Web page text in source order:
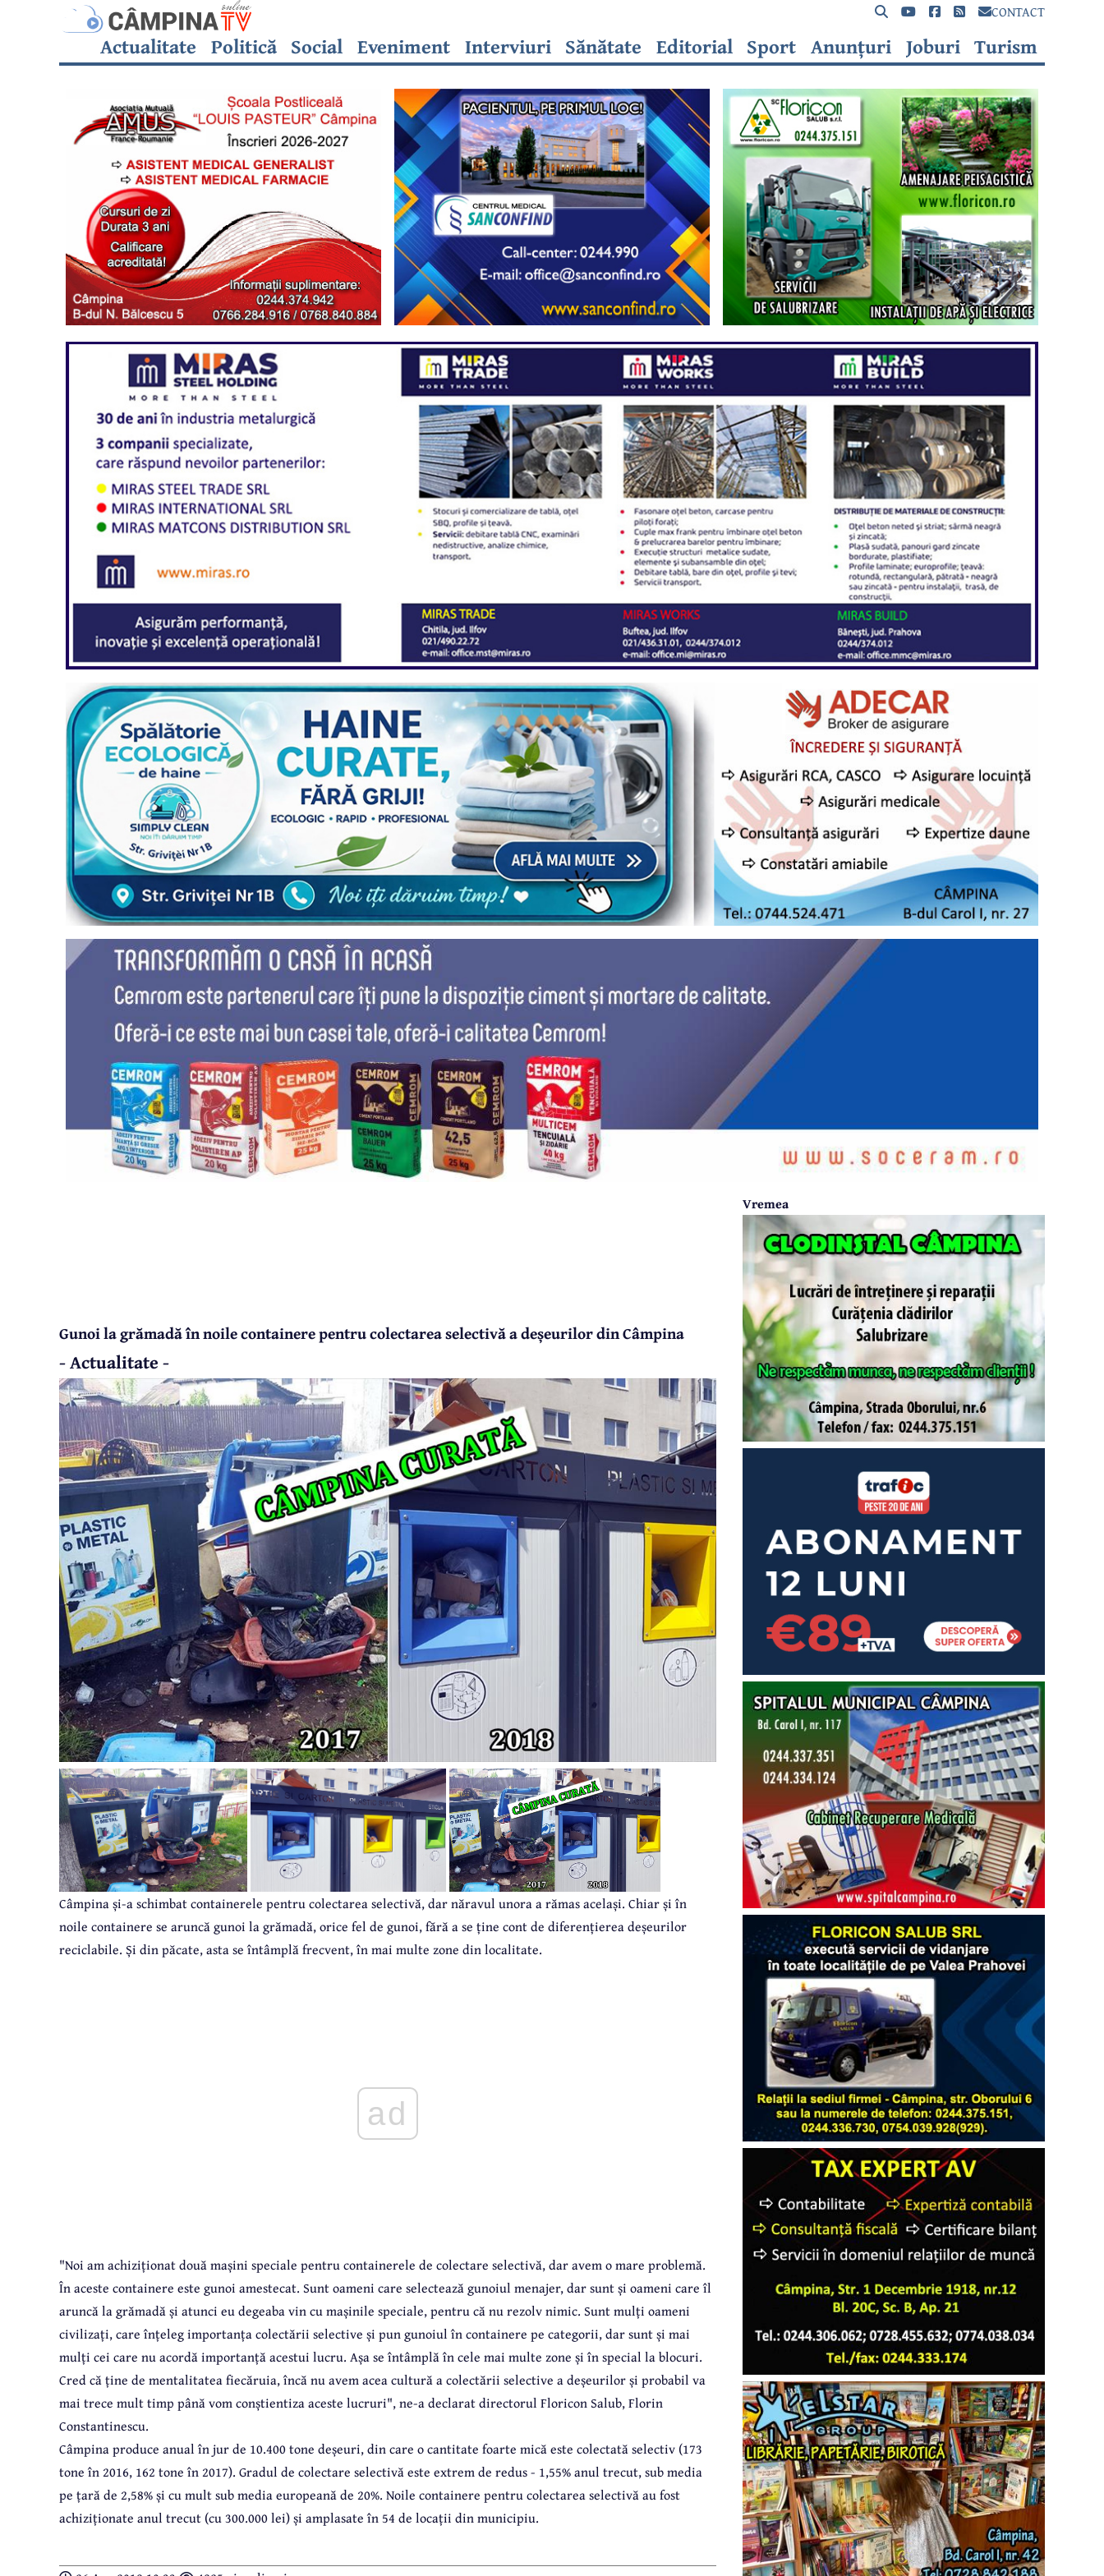
CONTACT
Actualitate Politică Social Eveniment Interviuri Sănătate Editorial Sport Anunțuri Joburi Turism
Gunoi la grămadă în noile containere pentru colectarea selectivă a deșeurilor din Câmpina
- Actualitate -
Câmpina și-a schimbat containerele pentru colectarea selectivă, dar năravul unora a rămas același. Chiar și în
noile containere se aruncă gunoi la grămadă, orice fel de gunoi, fără a se ține cont de diferențierea deșeurilor
reciclabile. Și din păcate, asta se întâmplă frecvent, în mai multe zone din localitate.
ad
"Noi am achiziționat două mașini speciale pentru containerele de colectare selectivă, dar avem o mare problemă.
În aceste containere este gunoi amestecat. Sunt oameni care selectează gunoiul menajer, dar sunt și oameni care îl
aruncă la grămadă și atunci eu degeaba vin cu mașinile speciale, pentru că nu rezolv nimic. Sunt mulți oameni
civilizați, care înțeleg importanța colectării selective și pun gunoiul în containere pe categorii, dar sunt și mai
mulți cei care nu acordă importanță acestui lucru. Așa se întâmplă în cele mai multe zone și în special la blocuri.
Cred că ține de mentalitatea fiecăruia, încă nu avem acea cultură a colectării selective a deșeurilor și probabil va
mai trece mult timp până vom conștientiza aceste lucruri", ne-a declarat directorul Floricon Salub, Florin
Constantinescu.
Câmpina produce anual în jur de 10.400 tone deșeuri, din care o cantitate foarte mică este colectată selectiv (173
tone în 2016, 162 tone în 2017). Gradul de colectare selectivă este extrem de redus - 1,55% anul trecut, sub media
pe țară de 2,58% și cu mult sub media europeană de 20%. Noile containere pentru colectarea selectivă au fost
achiziționate anul trecut (cu 300.000 lei) și amplasate în 54 de locații din municipiu.
Vremea